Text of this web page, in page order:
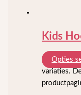
Kids
Opties
variaties.